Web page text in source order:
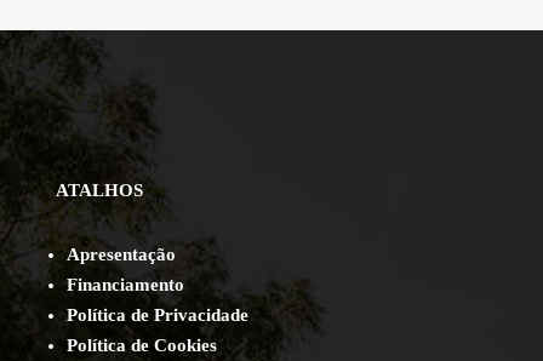
ATALHOS
Apresentação
Financiamento
Política de Privacidade
Política de Cookies